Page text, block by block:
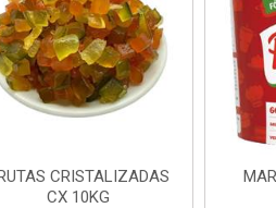
MARGARINA PRIMOR
BALDE 3KG